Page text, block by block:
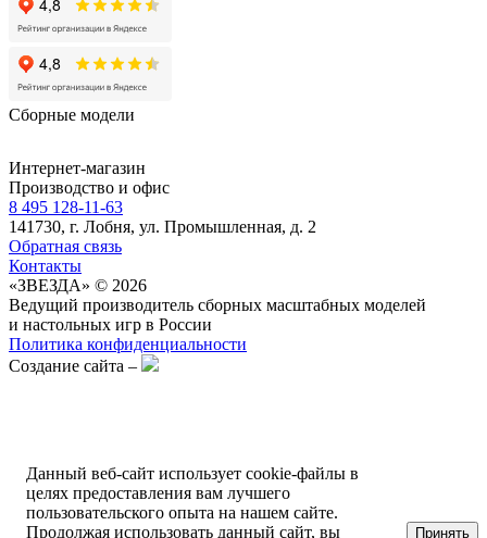
Сборные модели
Интернет-магазин
Производство и офис
8 495 128-11-63
141730, г. Лобня, ул. Промышленная, д. 2
Обратная связь
Контакты
«ЗВЕЗДА» © 2026
Ведущий производитель сборных масштабных моделей
и настольных игр в России
Политика конфиденциальности
Создание сайта –
Данный веб-сайт использует cookie-файлы в
целях предоставления вам лучшего
пользовательского опыта на нашем сайте.
Продолжая использовать данный сайт, вы
Принять